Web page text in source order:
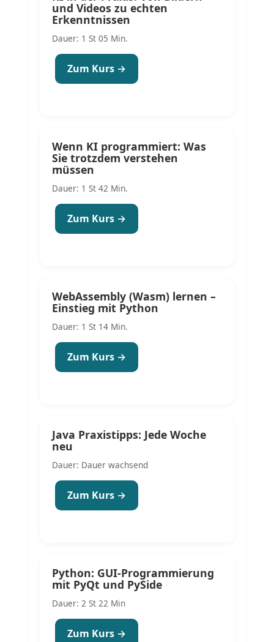
und Videos zu echten
Erkenntnissen
Dauer: 1 St 05 Min.
Zum Kurs →
Wenn KI programmiert: Was
Sie trotzdem verstehen
müssen
Dauer: 1 St 42 Min.
Zum Kurs →
WebAssembly (Wasm) lernen –
Einstieg mit Python
Dauer: 1 St 14 Min.
Zum Kurs →
Java Praxistipps: Jede Woche
neu
Dauer: Dauer wachsend
Zum Kurs →
Python: GUI-Programmierung
mit PyQt und PySide
Dauer: 2 St 22 Min
Zum Kurs →